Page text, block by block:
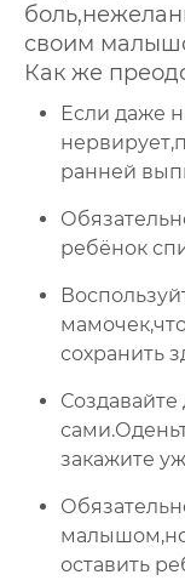
своим
Как же
Если даже
ранней
ребёнок
сохранить
закажите
оставить